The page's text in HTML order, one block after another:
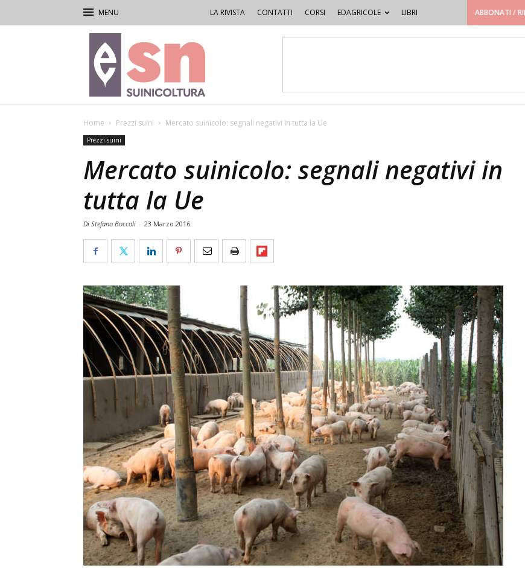
LA RIVISTA CONTATTI CORSI EDAGRICOLE LIBRI ABBONATI /
Rivista
di
Suinicoltura
Home Prezzi suini Mercato suinicolo: segnali negativi in tutta la Ue
Prezzi suini
Mercato suinicolo: segnali negativi in
tutta la Ue
Di Stefano Boccoli - 23 Marzo 2016